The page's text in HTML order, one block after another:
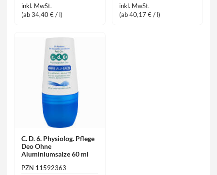
inkl. MwSt.
(ab 34,40 € / l)
inkl. MwSt.
(ab 40,17 € / l)
C. D. 6. Physiolog. Pflege
Deo Ohne
Aluminiumsalze 60 ml
PZN 11592363